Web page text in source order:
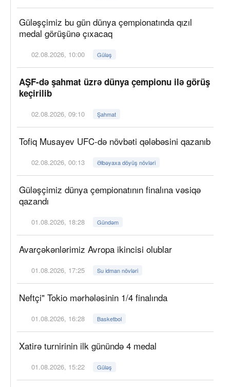
Güləşçimiz bu gün dünya çempionatında qızıl
medal görüşünə çıxacaq
02.08.2026, 10:00 Güləş
AŞF-də şahmat üzrə dünya çempionu ilə görüş
keçirilib
02.08.2026, 09:10 Şahmat
Tofiq Musayev UFC-də növbəti qələbəsini qazanıb
02.08.2026, 00:13 Əlbəyaxa döyüş növləri
Güləşçimiz dünya çempionatının finalına vəsiqə
qazandı
01.08.2026, 18:28 Gündəm
Avarçəkənlərimiz Avropa ikincisi olublar
01.08.2026, 17:25 Su idman növləri
Neftçi" Tokio mərhələsinin 1/4 finalında
01.08.2026, 16:28 Basketbol
Xatirə turnirinin ilk günündə 4 medal
01.08.2026, 15:22 Güləş